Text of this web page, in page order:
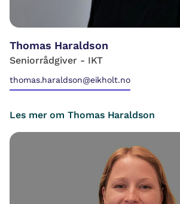
Thomas Haraldson
Seniorrådgiver - IKT
thomas.haraldson@eikholt.no
Les mer om Thomas Haraldson